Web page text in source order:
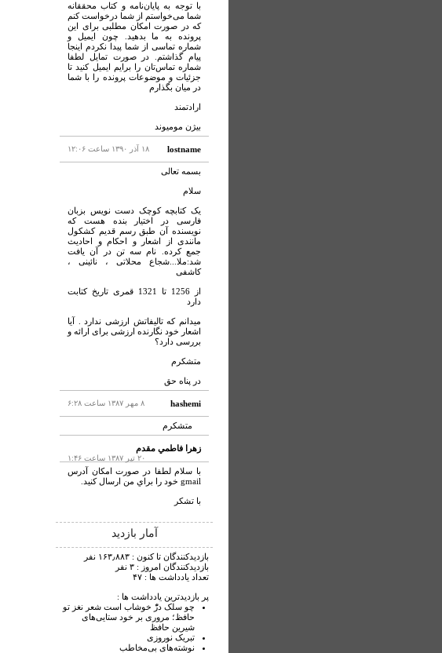
با توجه به پایان‌نامه و کتاب محققانه
شما می‌خواستم از شما درخواست کنم
که در صورت امکان مطلبی برای این
پرونده به ما بدهید. چون ایمیل و
شماره تماسی از شما پیدا نکردم اینجا
پیام گذاشتم. در صورت تمایل لطفا
شماره تماس‌تان را برایم ایمیل کنید تا
جزئیات و موضوعات پرونده را با شما
در میان بگذارم
ارادتمند
بیژن مومیوند
lostname ۱۸ آذر ۱۳۹۰ ساعت ۱۲:۰۶
بسمه تعالی
سلام
یک کتابچه کوچک دست نویس بزبان
فارسی در اختیار بنده هست که
نویسنده آن طبق رسم قدیم کشکول
مانندی از اشعار و احکام و احادیث
جمع کرده. نام سه تن در آن یافت
شد:ملا...شجاع محلاتی ، نائینی ،
کاشفی
از 1256 تا 1321 قمری تاریخ کتابت
دارد
میدانم که تالیفاتش ارزشی ندارد . آیا
اشعار خود نگارنده ارزشی برای ارائه و
بررسی دارد؟
متشکرم
در پناه حق
hashemi ۸ مهر ۱۳۸۷ ساعت ۶:۲۸
متشكرم
زهرا فاطمي مقدم
۲۰ تير ۱۳۸۷ ساعت ۱:۴۶
با سلام لطفا در صورت امكان آدرس
gmail خود را براي من ارسال كنيد.
با تشكر
آمار بازدید
بازدیدکنندگان تا کنون : ۱۶۳٫۸۸۳ نفر
بازدیدکنندگان امروز : ۳ نفر
تعداد یادداشت ها : ۴۷
پر بازدیدترین یادداشت ها :
چو سلک درّْ خوشاب است شعر نغز تو
حافظ؛ مروری بر خود ستایی‌های
شیرین حافظ
تبریک نوروزی
نوشته‌های بی‌مخاطب